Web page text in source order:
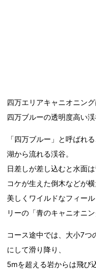
四万エリアキャニオニング
四万ブルーの透明度高い渓
「四万ブルー」と呼ばれ
湖から流れる渓谷。
日差しが差し込むと水面
コケが生えた倒木などが横
美しくワイルドなフィー
リーの「青のキャニオニン
コース途中では、大小7つ
にして滑り降り、
5mを超える岩からは飛び